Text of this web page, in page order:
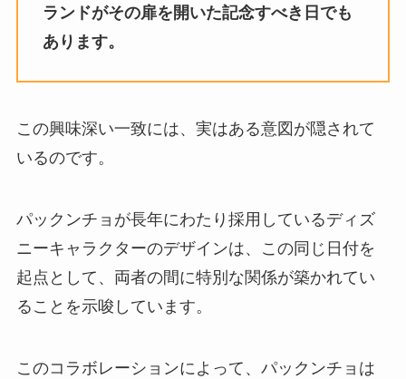
ランドがその扉を開いた記念すべき日でも
あります。
この興味深い一致には、実はある意図が隠されて
いるのです。
パックンチョが長年にわたり採用しているディズ
ニーキャラクターのデザインは、この同じ日付を
起点として、両者の間に特別な関係が築かれてい
ることを示唆しています。
このコラボレーションによって、パックンチョは